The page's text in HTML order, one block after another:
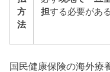
方
法
担する必要がある
国民健康保険の海外療